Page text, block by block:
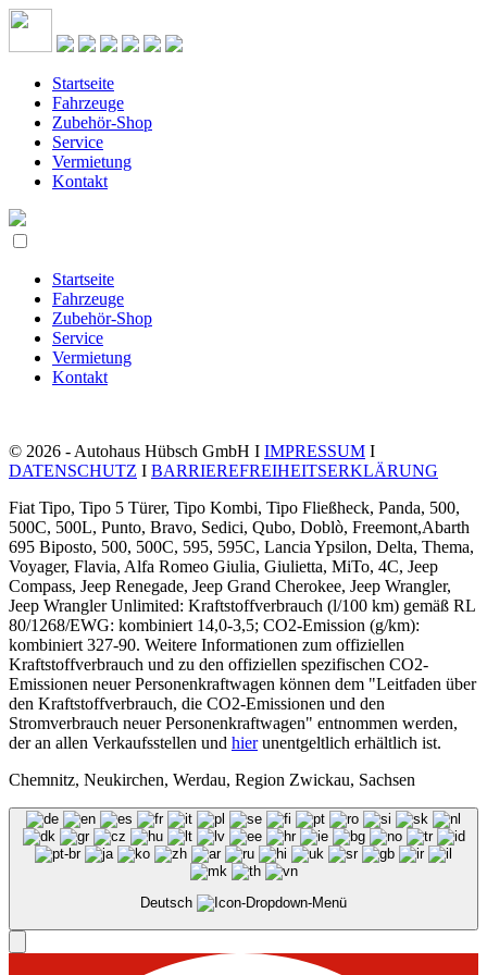
Startseite
Fahrzeuge
Zubehör-Shop
Service
Vermietung
Kontakt
Startseite
Fahrzeuge
Zubehör-Shop
Service
Vermietung
Kontakt
© 2026 - Autohaus Hübsch GmbH I IMPRESSUM I
DATENSCHUTZ I BARRIEREFREIHEITSERKLÄRUNG
Fiat Tipo, Tipo 5 Türer, Tipo Kombi, Tipo Fließheck, Panda, 500,
500C, 500L, Punto, Bravo, Sedici, Qubo, Doblò, Freemont,Abarth
695 Biposto, 500, 500C, 595, 595C, Lancia Ypsilon, Delta, Thema,
Voyager, Flavia, Alfa Romeo Giulia, Giulietta, MiTo, 4C, Jeep
Compass, Jeep Renegade, Jeep Grand Cherokee, Jeep Wrangler,
Jeep Wrangler Unlimited: Kraftstoffverbrauch (l/100 km) gemäß RL
80/1268/EWG: kombiniert 14,0-3,5; CO2-Emission (g/km):
kombiniert 327-90. Weitere Informationen zum offiziellen
Kraftstoffverbrauch und zu den offiziellen spezifischen CO2-
Emissionen neuer Personenkraftwagen können dem "Leitfaden über
den Kraftstoffverbrauch, die CO2-Emissionen und den
Stromverbrauch neuer Personenkraftwagen" entnommen werden,
der an allen Verkaufsstellen und hierunentgeltlich erhältlich ist.
Chemnitz, Neukirchen, Werdau, Region Zwickau, Sachsen
Deutsch